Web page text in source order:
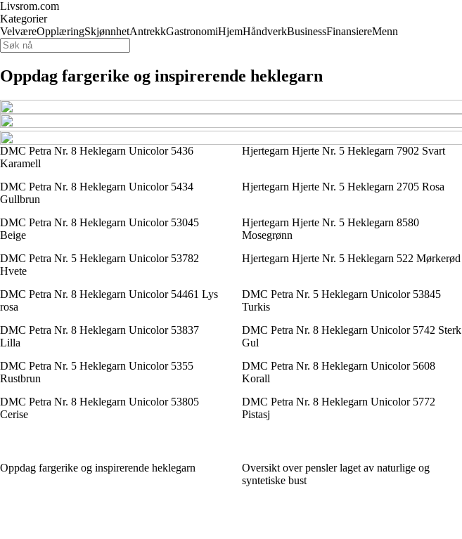
Livsrom.com
Kategorier
VelværeOpplæringSkjønnhetAntrekkGastronomiHjemHåndverkBusinessFinansiereMenn
Oppdag fargerike og inspirerende heklegarn
DMC Petra Nr. 8 Heklegarn Unicolor 5436
Karamell
Hjertegarn Hjerte Nr. 5 Heklegarn 7902 Svart
DMC Petra Nr. 8 Heklegarn Unicolor 5434
Gullbrun
Hjertegarn Hjerte Nr. 5 Heklegarn 2705 Rosa
DMC Petra Nr. 8 Heklegarn Unicolor 53045
Beige
Hjertegarn Hjerte Nr. 5 Heklegarn 8580
Mosegrønn
DMC Petra Nr. 5 Heklegarn Unicolor 53782
Hvete
Hjertegarn Hjerte Nr. 5 Heklegarn 522 Mørkerød
DMC Petra Nr. 8 Heklegarn Unicolor 54461 Lys
rosa
DMC Petra Nr. 5 Heklegarn Unicolor 53845
Turkis
DMC Petra Nr. 8 Heklegarn Unicolor 53837
Lilla
DMC Petra Nr. 8 Heklegarn Unicolor 5742 Sterk
Gul
DMC Petra Nr. 5 Heklegarn Unicolor 5355
Rustbrun
DMC Petra Nr. 8 Heklegarn Unicolor 5608
Korall
DMC Petra Nr. 8 Heklegarn Unicolor 53805
Cerise
DMC Petra Nr. 8 Heklegarn Unicolor 5772
Pistasj
Oppdag fargerike og inspirerende heklegarn
Oversikt over pensler laget av naturlige og
syntetiske bust